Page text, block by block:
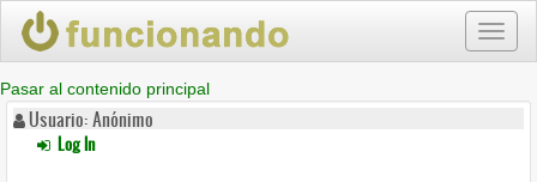
Pasar al contenido principal
Usuario: Anónimo
Log In